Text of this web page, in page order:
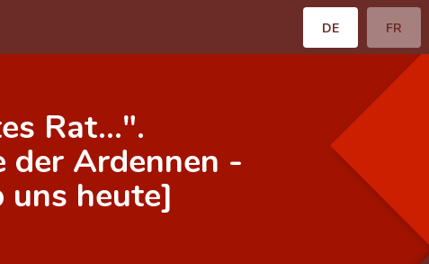
DE FR
Rat...".
der Ardennen -
uns heute]